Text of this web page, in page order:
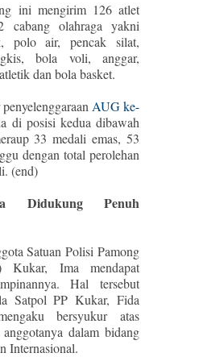
ini mengirim 126 atlet
cabang olahraga yakni
polo air, pencak silat,
bola voli, anggar,
dan bola basket.
AUG ke-
di posisi kedua dibawah
33 medali emas, 53
dengan total perolehan
(end)
Didukung Penuh
Satuan Polisi Pamong
Kukar, Ima mendapat
Hal tersebut
Satpol PP Kukar, Fida
bersyukur atas
dalam bidang
Internasional.